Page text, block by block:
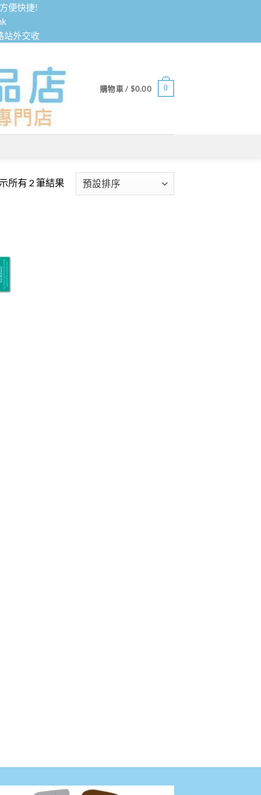
便快捷!
站外交收
購物車 / $0.00 0
所有 2 筆結果